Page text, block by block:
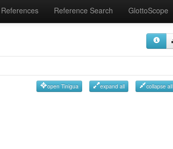
References Reference Search GlottoScope
open Tinigua expand all collapse all